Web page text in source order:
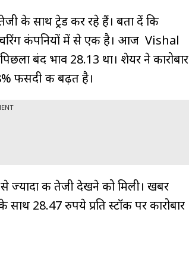
के साथ ट्रेड कर रहे हैं। बता दें कि
कंपनियों में से एक है। आज Vishal
बंद भाव ₹28.13 था। शेयर ने कारोबार
फीसदी की बढ़त है।
की तेजी देखने को मिली। खबर
28.47 रुपये प्रति स्टॉक पर कारोबार